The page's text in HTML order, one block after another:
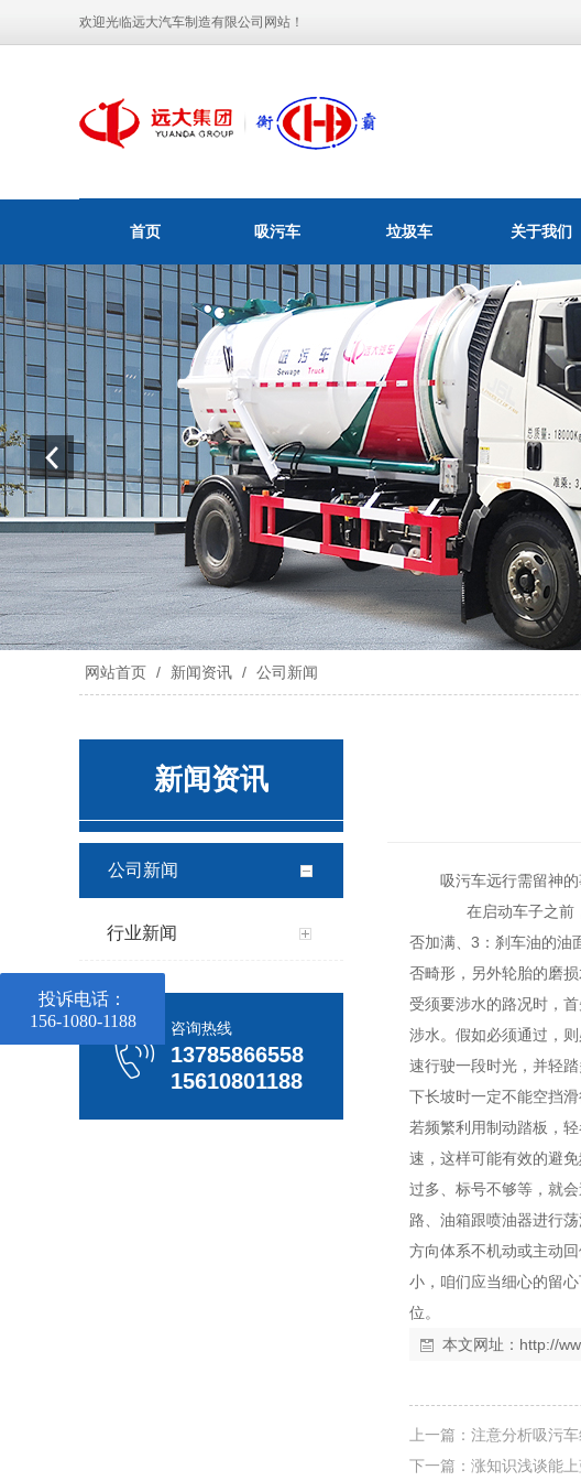
欢迎光临远大汽车制造有限公司网站！
首页 吸污车 垃圾车 关于我们
网站首页 / 新闻资讯 / 公司新闻
新闻资讯
公司新闻
行业新闻
咨询热线
13785866558
15610801188
吸污车远行需留神的
在启动车子之前，
否加满、3：刹车油的油
否畸形，另外轮胎的磨
受须要涉水的路况时，
涉水。假如必须通过，
速行驶一段时光，并轻
下长坡时一定不能空挡
若频繁利用制动踏板，
速，这样可能有效的避
过多、标号不够等，就
路、油箱跟喷油器进行
方向体系不机动或主动
小，咱们应当细心的留
位。
本文网址： http://
上一篇： 注意分析吸污
下一篇： 涨知识浅谈能
投诉电话：
156-1080-1188